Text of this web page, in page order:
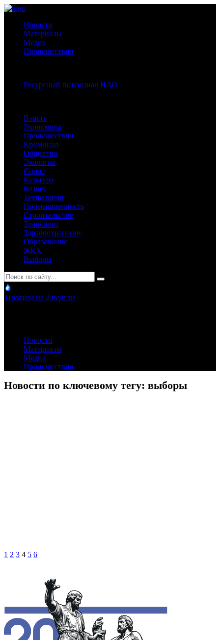
Новости
Материалы
Медиа
Происшествия
Ресурсный потенциал НАО
Власть
Экономика
Происшествия
Криминал
Общество
Экология
Спорт
Культура
Бизнес
Технологии
Промышленность
Строительство
Транспорт
Здравоохранение
Образование
ЖКХ
Выборы
Прогноз на 2 недели
Новости
Материалы
Медиа
Происшествия
Новости по ключевому тегу: выборы
1 2 3 4 5 6